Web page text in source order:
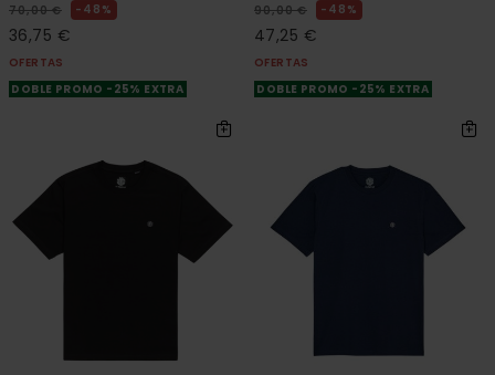
70,00 € 48%
36,75 €
OFERTAS
DOBLE PROMO -25% EXTRA
90,00 € 48%
47,25 €
OFERTAS
DOBLE PROMO -25% EXTRA